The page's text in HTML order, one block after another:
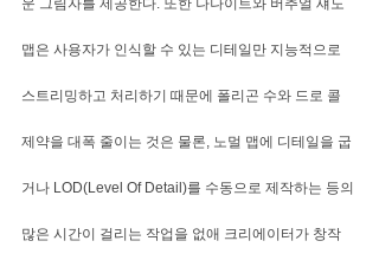
운 그림자를 제공한다. 또한 나나이트와 버추얼 섀도
맵은 사용자가 인식할 수 있는 디테일만 지능적으로
스트리밍하고 처리하기 때문에 폴리곤 수와 드로 콜
제약을 대폭 줄이는 것은 물론, 노멀 맵에 디테일을 굽
거나 LOD(Level Of Detail)를 수동으로 제작하는 등의
많은 시간이 걸리는 작업을 없애 크리에이터가 창작